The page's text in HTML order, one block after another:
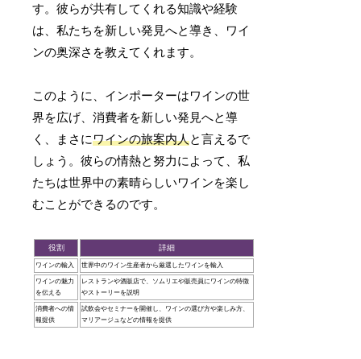
す。彼らが共有してくれる知識や経験
は、私たちを新しい発見へと導き、ワイ
ンの奥深さを教えてくれます。
このように、インポーターはワインの世
界を広げ、消費者を新しい発見へと導
く、まさにワインの旅案内人と言えるで
しょう。彼らの情熱と努力によって、私
たちは世界中の素晴らしいワインを楽し
むことができるのです。
役割 詳細
ワインの輸入 世界中のワイン生産者から厳選したワインを輸入
ワインの魅力
を伝える
レストランや酒販店で、ソムリエや販売員にワインの特徴
やストーリーを説明
消費者への情
報提供
試飲会やセミナーを開催し、ワインの選び方や楽しみ方、
マリアージュなどの情報を提供